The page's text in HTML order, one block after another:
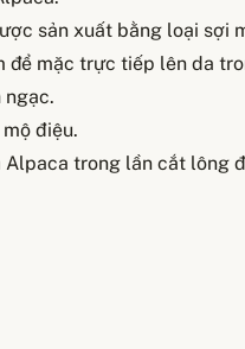
sản xuất bằng loại sợi
để mặc trực tiếp lên da
ngạc.
điệu.
Alpaca trong lần cắt lông